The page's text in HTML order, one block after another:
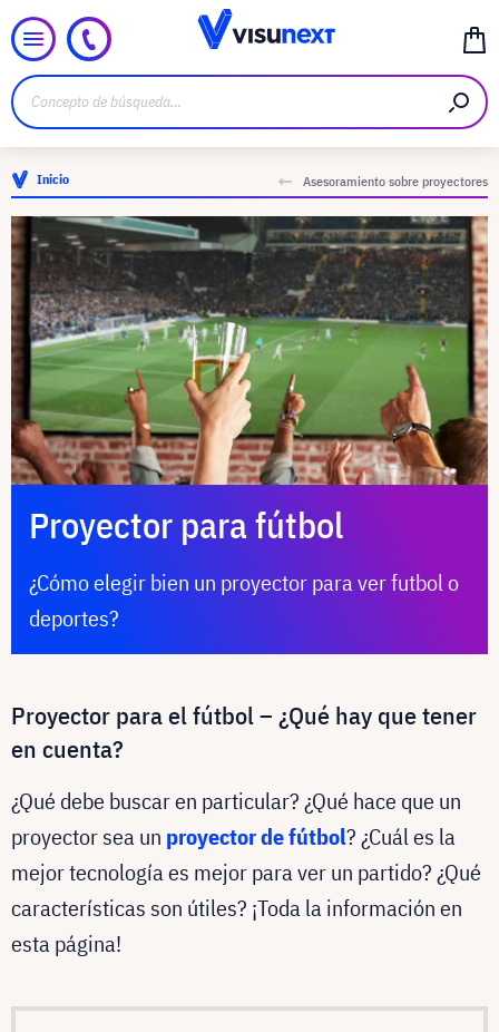
Inicio Asesoramiento sobre proyectores
Proyector para fútbol
¿Cómo elegir bien un proyector para ver futbol o
deportes?
Proyector para el fútbol – ¿Qué hay que tener
en cuenta?
¿Qué debe buscar en particular? ¿Qué hace que un
proyector sea un proyector de fútbol? ¿Cuál es la
mejor tecnología es mejor para ver un partido? ¿Qué
características son útiles? ¡Toda la información en
esta página!